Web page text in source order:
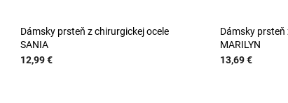
Dámsky prsteň z chirurgickej ocele
SANIA
12,99 €
Dámsky prsteň
MARILYN
13,69 €